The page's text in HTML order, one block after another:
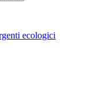
ecologici